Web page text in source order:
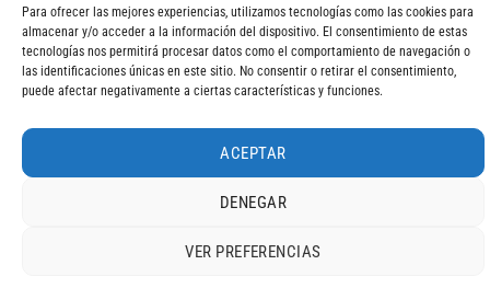
Para ofrecer las mejores experiencias, utilizamos tecnologías como las cookies para
almacenar y/o acceder a la información del dispositivo. El consentimiento de estas
tecnologías nos permitirá procesar datos como el comportamiento de navegación o
las identificaciones únicas en este sitio. No consentir o retirar el consentimiento,
puede afectar negativamente a ciertas características y funciones.
ACEPTAR
DENEGAR
VER PREFERENCIAS
los detallespor WhatsApp.
* Los modelos con entrega inmediata se envían 24 h laborables tras el
pago; los de bajo pedido se confirman con un asesor. Si no fuera posible
servir el producto, se devuelve el importe sin coste. La información de